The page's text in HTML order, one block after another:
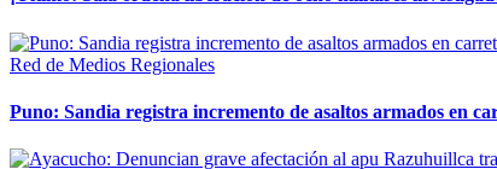
Red de Medios Regionales
Puno: Sandia registra incremento de asaltos armados en